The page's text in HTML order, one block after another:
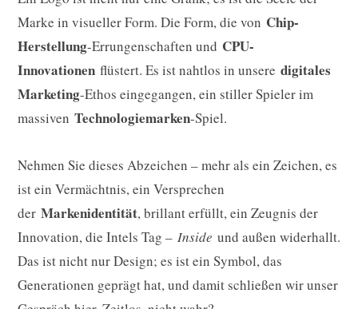
Marke in visueller Form. Die Form, die von Chip-
Herstellung-Errungenschaften und CPU-
Innovationen flüstert. Es ist nahtlos in unsere digitales
Marketing-Ethos eingegangen, ein stiller Spieler im
massiven Technologiemarken-Spiel.
Nehmen Sie dieses Abzeichen – mehr als ein Zeichen, es
ist ein Vermächtnis, ein Versprechen
der Markenidentität, brillant erfüllt, ein Zeugnis der
Innovation, die Intels Tag – Inside und außen widerhallt.
Das ist nicht nur Design; es ist ein Symbol, das
Generationen geprägt hat, und damit schließen wir unser